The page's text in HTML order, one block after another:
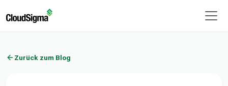
Zurück zum Blog